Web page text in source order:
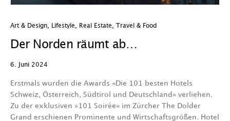
Art & Design Lifestyle Real Estate Travel & Food
Der Norden räumt ab…
6. Juni 2024
Erstmals wurden die Awards «Die 101 besten Hotels
Schweiz, Österreich, Südtirol und Deutschland» verliehen.
Zu der exklusiven »101 Soirée« im Zürcher The Dolder
Grand erschienen Prominente und Wirtschaftsgrößen. Hotel